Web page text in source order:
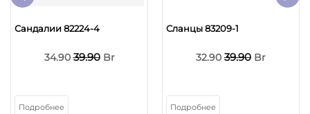
Сандалии 82224-4
34.9039.90Br
Подробнее
Сланцы 83209-1
32.90 39.90 Br
Подробнее